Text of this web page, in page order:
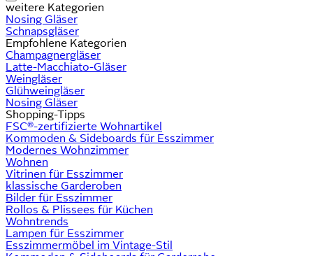
weitere Kategorien
Nosing Gläser
Schnapsgläser
Empfohlene Kategorien
Champagnergläser
Latte-Macchiato-Gläser
Weingläser
Glühweingläser
Nosing Gläser
Shopping-Tipps
FSC®-zertifizierte Wohnartikel
Kommoden & Sideboards für Esszimmer
Modernes Wohnzimmer
Wohnen
Vitrinen für Esszimmer
klassische Garderoben
Bilder für Esszimmer
Rollos & Plissees für Küchen
Wohntrends
Lampen für Esszimmer
Esszimmermöbel im Vintage-Stil